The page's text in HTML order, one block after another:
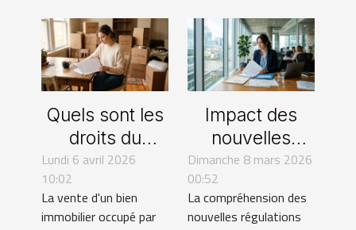
Quels sont les
droits du
locataire lors
d'une vente
immobilière en
Lundi 6 avril 2026
10:02
La vente d'un bien
immobilier occupé par
Impact des
nouvelles
régulations
fiscales sur les
transactions
Dimanche 8 mars 2026
00:52
La compréhension des
nouvelles régulations